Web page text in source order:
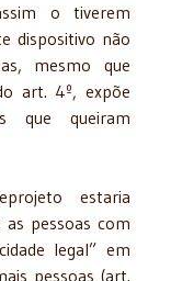
o tiverem
dispositivo não
mesmo que
art. 4º, expõe
que queiram
estaria
as pessoas com
legal” em
pessoas (art.